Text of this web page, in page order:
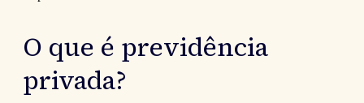
O que é previdência
privada?